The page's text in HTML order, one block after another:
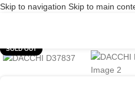
Skip to navigation Skip to main
SOLD OUT